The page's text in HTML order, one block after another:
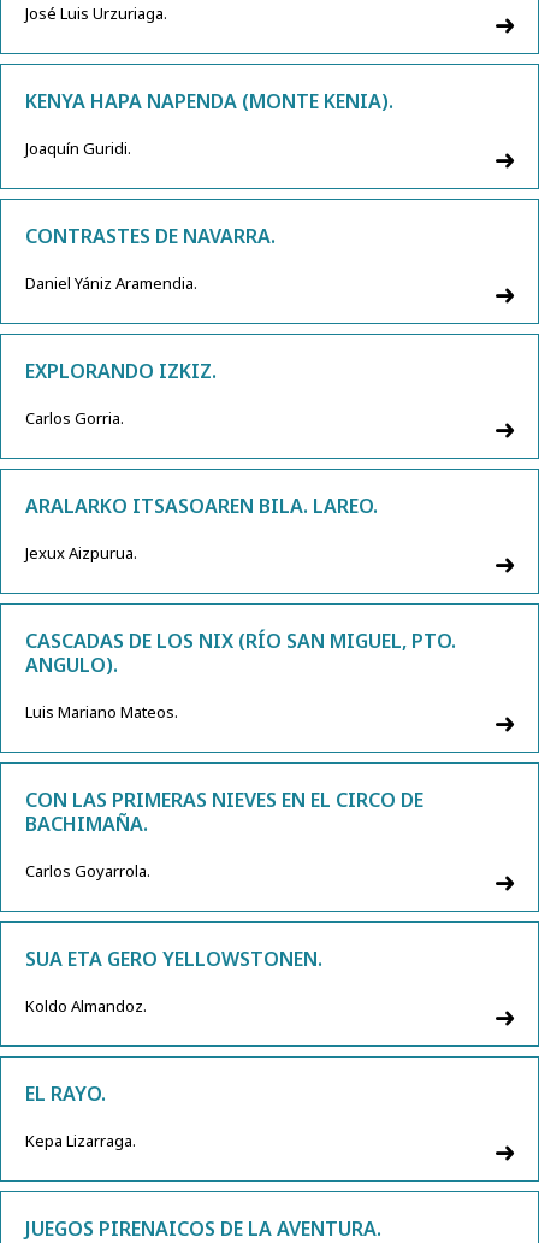
José Luis Urzuriaga.
KENYA HAPA NAPENDA (MONTE KENIA).
Joaquín Guridi.
CONTRASTES DE NAVARRA.
Daniel Yániz Aramendia.
EXPLORANDO IZKIZ.
Carlos Gorria.
ARALARKO ITSASOAREN BILA. LAREO.
Jexux Aizpurua.
CASCADAS DE LOS NIX (RÍO SAN MIGUEL, PTO.
ANGULO).
Luis Mariano Mateos.
CON LAS PRIMERAS NIEVES EN EL CIRCO DE
BACHIMAÑA.
Carlos Goyarrola.
SUA ETA GERO YELLOWSTONEN.
Koldo Almandoz.
EL RAYO.
Kepa Lizarraga.
JUEGOS PIRENAICOS DE LA AVENTURA.